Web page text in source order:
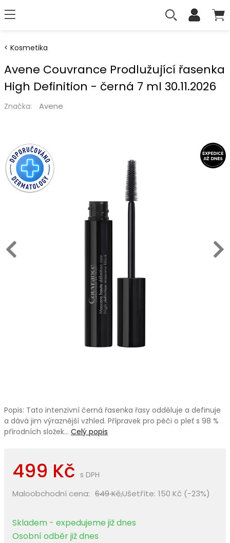
Kosmetika
Avene Couvrance Prodlužující řasenka
High Definition - černá 7 ml 30.11.2026
Značka: Avene
Popis: Tato intenzivní černá řasenka řasy odděluje a definuje
a dává jim výraznější vzhled. Přípravek pro péči o pleť s 98 %
přírodních složek… Celý popis
499 Kč s DPH
Maloobchodní cena: 649 Kč,Ušetříte: 150 Kč (-23%)
Skladem - expedujeme již dnes
Osobní odběr již dnes